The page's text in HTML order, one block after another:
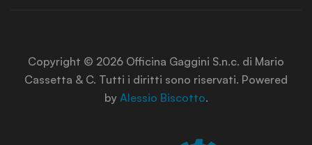
Copyright © 2026 Officina Gaggini S.n.c. di Mario
Cassetta & C. Tutti i diritti sono riservati. Powered
by Alessio Biscotto.